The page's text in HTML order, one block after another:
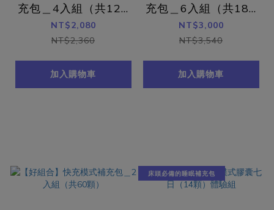
充包＿4入組（共120
顆）
NT$2,080
NT$2,360
加入購物車
充包＿6入組（共180
顆）
NT$3,000
NT$3,540
加入購物車
床頭必備的睡眠補充包